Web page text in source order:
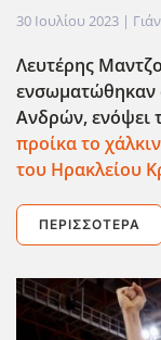
30 Ιουλίου 2023 |
Λευτέρης
ενσωματώθηκαν
Ανδρών, ενόψει
προίκα το
του Ηρακλείου
ΠΕΡΙΣΣΌΤΕΡΑ